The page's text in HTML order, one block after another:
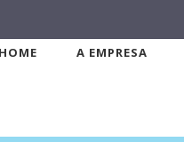
HOME A EMPRESA